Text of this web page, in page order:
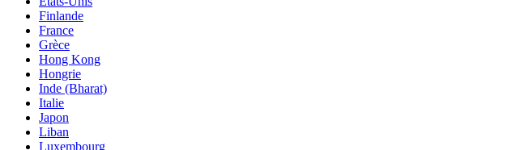
Finlande
France
Grèce
Hong Kong
Hongrie
Inde (Bharat)
Italie
Japon
Liban
Luxembourg